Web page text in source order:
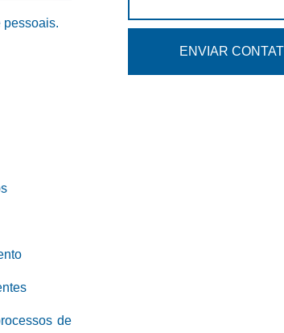
pessoais.
de